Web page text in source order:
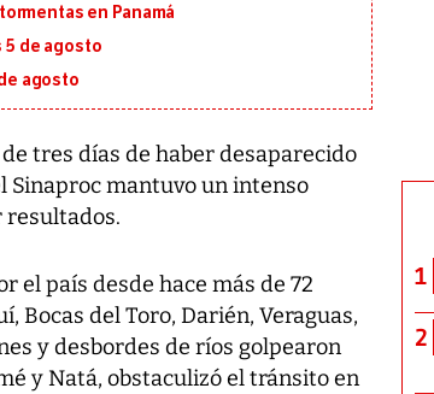
en Panamá
5 de agosto
agosto
tres días de haber desaparecido
Sinaproc mantuvo un intenso
resultados.
el país desde hace más de 72
Bocas del Toro, Darién, Veraguas,
y desbordes de ríos golpearon
y Natá, obstaculizó el tránsito en
1
2